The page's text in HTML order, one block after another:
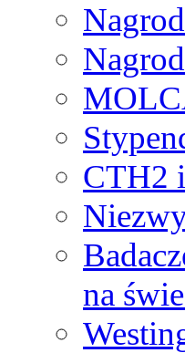
CTH2
na